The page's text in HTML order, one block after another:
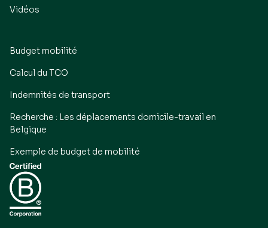
Vidéos
Budget mobilité
Calcul du TCO
Indemnités de transport
Recherche : Les déplacements domicile-travail en
Belgique
Exemple de budget de mobilité